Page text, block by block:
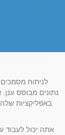
נתונים מבוסס
באפליקציות